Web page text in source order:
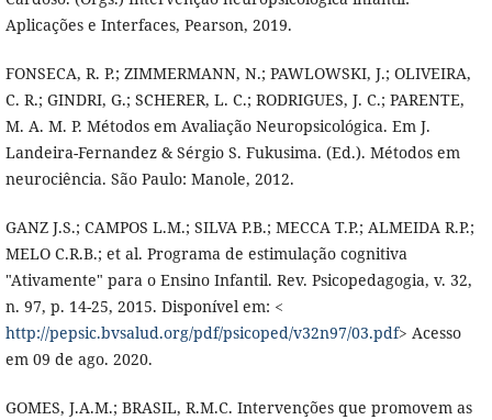
Aplicações e Interfaces, Pearson, 2019.
FONSECA, R. P.; ZIMMERMANN, N.; PAWLOWSKI, J.; OLIVEIRA,
C. R.; GINDRI, G.; SCHERER, L. C.; RODRIGUES, J. C.; PARENTE,
M. A. M. P. Métodos em Avaliação Neuropsicológica. Em J.
Landeira-Fernandez & Sérgio S. Fukusima. (Ed.). Métodos em
neurociência. São Paulo: Manole, 2012.
GANZ J.S.; CAMPOS L.M.; SILVA P.B.; MECCA T.P.; ALMEIDA R.P.;
MELO C.R.B.; et al. Programa de estimulação cognitiva
"Ativamente" para o Ensino Infantil. Rev. Psicopedagogia, v. 32,
n. 97, p. 14-25, 2015. Disponível em: <
http://pepsic.bvsalud.org/pdf/psicoped/v32n97/03.pdf> Acesso
em 09 de ago. 2020.
GOMES, J.A.M.; BRASIL, R.M.C. Intervenções que promovem as